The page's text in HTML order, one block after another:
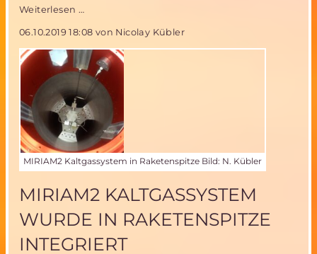
Weiterlesen …
oder
Science
Fiction?
06.10.2019 18:08 von Nicolay Kübler
MIRIAM2 Kaltgassystem in Raketenspitze Bild: N. Kübler
MIRIAM2 KALTGASSYSTEM
WURDE IN RAKETENSPITZE
INTEGRIERT